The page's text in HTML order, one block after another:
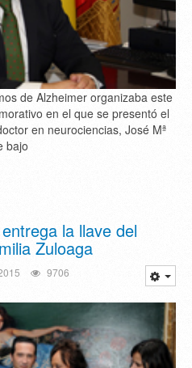
de Alzheimer organizaba este
en el que se presentó el
en neurociencias, José Mª
bajo
la llave del
Zuloaga
9706